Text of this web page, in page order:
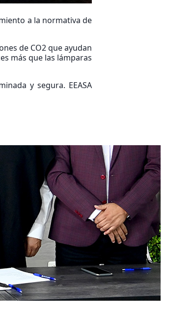
a la normativa de
de CO2 que ayudan
más que las lámparas
y segura. EEASA